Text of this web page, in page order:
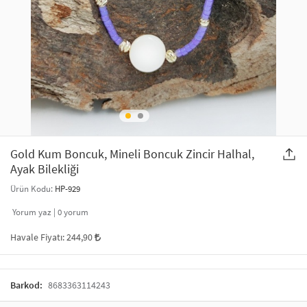
SAÇ AKSESUARLARI
GELİN / DÜĞÜN AKSESUARLARI
TELEFON ASKISI
MAKYAJ ÇANTASI
ŞAL VE FULAR
ODA KOKUSU VE MUM
PARTİ SÜSLERİ
YILBAŞI ÜRÜNLERİ
KULLAN AT TABAK BARDAK SETİ
Gold Kum Boncuk, Mineli Boncuk Zincir Halhal,
Ayak Bilekliği
Ürün Kodu: HP-929
Yorum yaz | 0yorum
Havale Fiyatı:244,90
Barkod: 8683363114243